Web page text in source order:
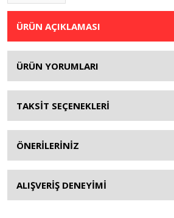
ÜRÜN AÇIKLAMASI
ÜRÜN YORUMLARI
TAKSİT SEÇENEKLERİ
ÖNERİLERİNİZ
ALIŞVERİŞ DENEYİMİ